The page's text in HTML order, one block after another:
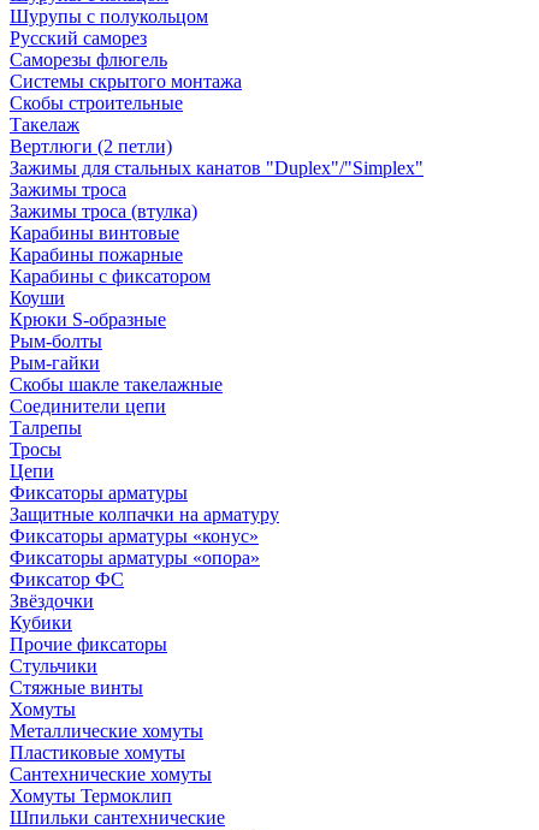
Шурупы с полукольцом
Русский саморез
Саморезы флюгель
Системы скрытого монтажа
Скобы строительные
Такелаж
Вертлюги (2 петли)
Зажимы для стальных канатов "Duplex"/"Simplex"
Зажимы троса
Зажимы троса (втулка)
Карабины винтовые
Карабины пожарные
Карабины с фиксатором
Коуши
Крюки S-образные
Рым-болты
Рым-гайки
Скобы шакле такелажные
Соединители цепи
Талрепы
Тросы
Цепи
Фиксаторы арматуры
Защитные колпачки на арматуру
Фиксаторы арматуры «конус»
Фиксаторы арматуры «опора»
Фиксатор ФС
Звёздочки
Кубики
Прочие фиксаторы
Стульчики
Стяжные винты
Хомуты
Металлические хомуты
Пластиковые хомуты
Сантехнические хомуты
Хомуты Термоклип
Шпильки сантехнические